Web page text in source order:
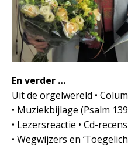
En verder …
Uit de orgelwereld •
• Muziekbijlage (Psalm
• Lezersreactie • Cd-
• Wegwijzers en